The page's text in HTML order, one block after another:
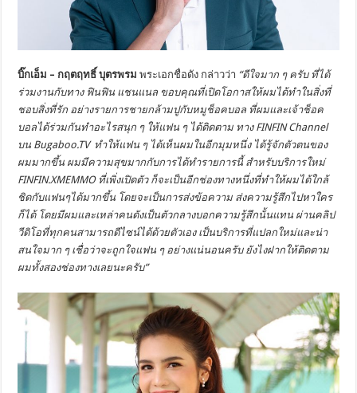
บิ๊กเอ็ม – กฤตฤทธิ์ บุตรพรมพระเอกชื่อดัง กล่าวว่า “ดีใจมาก ๆ ครับ ที่ได้
ร่วมงานกับทาง ฟินฟิน แชนแนล ขอบคุณที่เปิดโอกาสให้ผมได้ทำในสิ่งที่
ชอบสิ่งที่รัก อย่างรายการชายกล้ามปูกับหมูช็อคบอล ที่ผมและเจ้าช็อค
บอลได้ร่วมกันทำอะไรสนุก ๆ ให้แฟน ๆ ได้ติดตาม ทาง FINFIN Channel
บน Bugaboo.TV ทำให้แฟน ๆ ได้เห็นผมในอีกมุมหนึ่ง ได้รู้จักตัวตนของ
ผมมากขึ้น ผมมีความสุขมากกับการได้ทำรายการนี้ สำหรับบริการใหม่
FINFIN.XMEMMO ที่เพิ่งเปิดตัว ก็จะเป็นอีกช่องทางหนึ่งที่ทำให้ผมได้ใกล้
ชิดกับแฟนๆได้มากขึ้น โดยจะเป็นการส่งข้อความ ส่งความรู้สึกไปหาใคร
ก็ได้ โดยมีผมและเหล่าคนดังเป็นตัวกลางบอกความรู้สึกนั้นแทน ผ่านคลิป
วีดิโอที่ทุกคนสามารถดีไซน์ได้ด้วยตัวเอง เป็นบริการที่แปลกใหม่และน่า
สนใจมาก ๆ เชื่อว่าจะถูกใจแฟน ๆ อย่างแน่นอนครับ ยังไงฝากให้ติดตาม
ผมทั้งสองช่องทางเลยนะครับ”